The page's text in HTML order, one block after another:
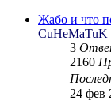
Жабо и что
CuHeMaTuK
3
2160
24 фев